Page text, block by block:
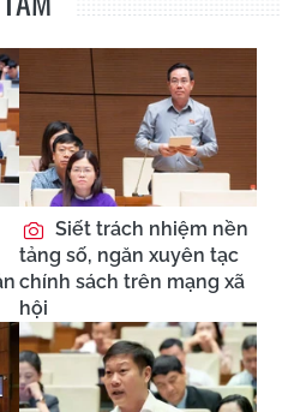
Siết trách nhiệm nền
tảng số, ngăn xuyên tạc
chính sách trên mạng xã
hội